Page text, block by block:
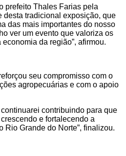
prefeito Thales Farias pela
desta tradicional exposição, que
das mais importantes do nosso
ver um evento que valoriza os
da região”, afirmou.
seu compromisso com o
agropecuárias e com o apoio
contribuindo para que
e fortalecendo a
Rio Grande do Norte”, finalizou.